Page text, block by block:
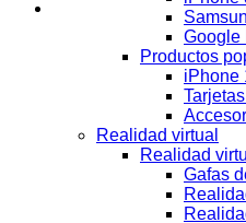
Google
Productos
iPhone
Realidad virtual
Realidad
Gafas